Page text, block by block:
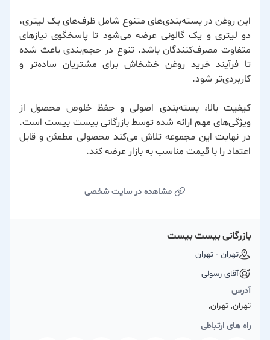
این روغن در بسته‌بندی‌های متنوع شامل ظرف‌های یک لیتری،
دو لیتری و یک گالونی عرضه می‌شود تا پاسخگوی نیازهای
متفاوت مصرف‌کنندگان باشد. تنوع در حجم‌بندی باعث شده
تا فرآیند خرید روغن خشخاش برای مشتریان ساده‌تر و
کاربردی‌تر شود.
کیفیت بالا، بسته‌بندی اصولی و حفظ خلوص محصول از
ویژگی‌های مهم ارائه شده توسطبازرگانی بیست بیستاست.
در نهایت این مجموعه تلاش می‌کند محصولی مطمئن و قابل
اعتماد را با قیمت مناسب به بازار عرضه کند.
مشاهده در سایت شخصی
بازرگانی بیست بیست
تهران - تهران
آقای رسولی
آدرس
تهران, تهران,
راه های ارتباطی